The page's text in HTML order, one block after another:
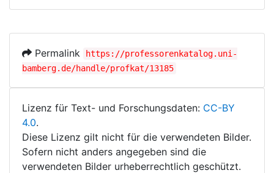
Permalink
https://professorenkatalog.uni-
bamberg.de/handle/profkat/13185
Lizenz für Text- und Forschungsdaten: CC-BY
4.0.
Diese Lizenz gilt nicht für die verwendeten Bilder.
Sofern nicht anders angegeben sind die
verwendeten Bilder urheberrechtlich geschützt.